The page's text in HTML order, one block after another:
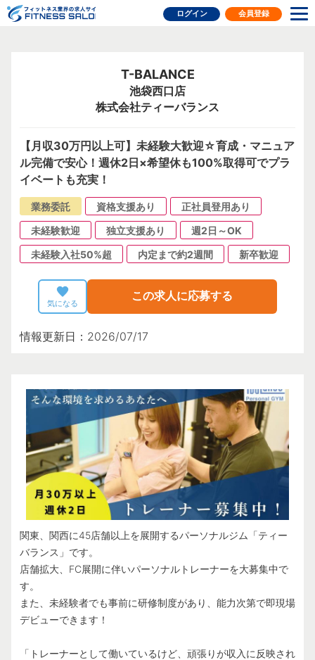
フィットネス業界の求人
ログイン 会員登録
T-BALANCE
池袋西口店
株式会社ティーバランス
【月収30万円以上可】未経験大歓迎☆育成・マニュア
ル完備で安心！週休2日×希望休も100%取得可でプラ
イベートも充実！
業務委託 資格支援あり
正社員登用あり
未経験歓迎
独立支援あり
週2日～OK
未経験入社50%超
内定まで約2週間 新卒歓迎
気になる
この求人に応募する
情報更新日：2026/07/17
関東、関西に45店舗以上を展開するパーソナルジム「ティー
バランス」です。
店舗拡大、FC展開に伴いパーソナルトレーナーを大募集中で
す。
また、未経験者でも事前に研修制度があり、能力次第で即現場
デビューできます！
「トレーナーとして働いているけど、頑張りが収入に反映され